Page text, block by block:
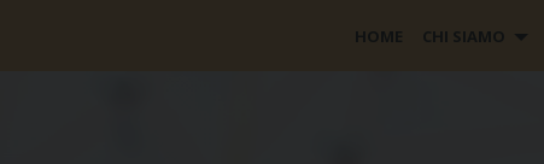
HOME CHI SIAMO